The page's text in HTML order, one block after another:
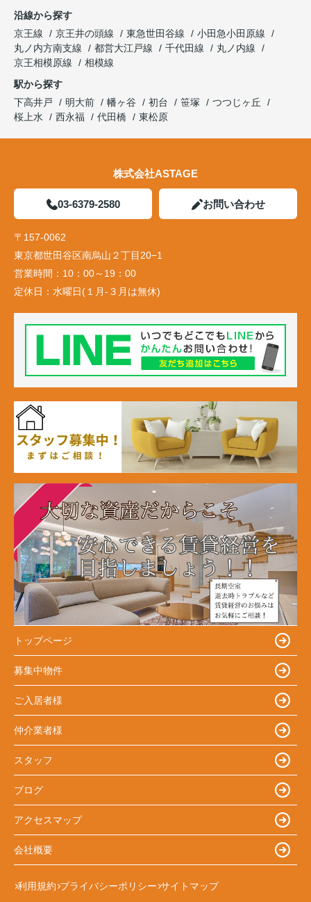
沿線から探す
京王線
京王井の頭線 東急世田谷線
小田急小田原線
丸ノ内方南支線
都営大江戸線 千代田線
丸ノ内線
京王相模原線
相模線
駅から探す
下高井戸
明大前 幡ヶ谷 初台 笹塚
つつじヶ丘
桜上水
西永福 代田橋 東松原
株式会社ASTAGE
03-6379-2580 お問い合わせ
〒157-0062
東京都世田谷区南烏山２丁目20−1
営業時間： 10：00～19：00
定休日： 水曜日(１月-３月は無休)
トップページ
募集中物件
ご入居者様
仲介業者様
スタッフ
ブログ
アクセスマップ
会社概要
利用規約 プライバシーポリシー サイトマップ